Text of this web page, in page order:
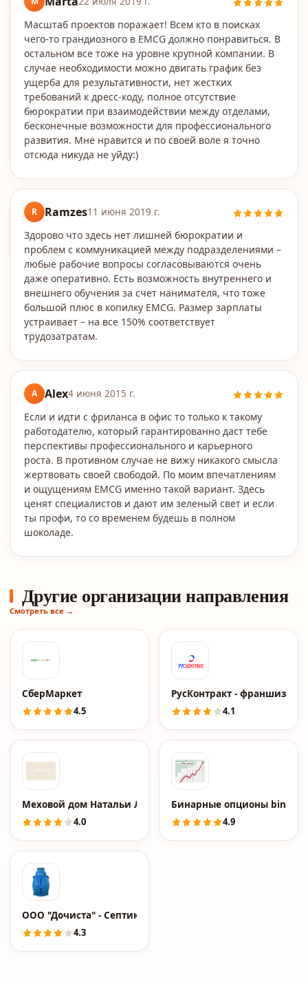
Масштаб проектов поражает! Всем кто в поисках
чего-то грандиозного в EMCG должно понравиться. В
остальном все тоже на уровне крупной компании. В
случае необходимости можно двигать график без
ущерба для результативности, нет жестких
требований к дресс-коду, полное отсутствие
бюрократии при взаимодействии между отделами,
бесконечные возможности для профессионального
развития. Мне нравится и по своей воле я точно
отсюда никуда не уйду:)
R Ramzes11 июня 2019 г.
Здорово что здесь нет лишней бюрократии и
проблем с коммуникацией между подразделениями –
любые рабочие вопросы согласовываются очень
даже оперативно. Есть возможность внутреннего и
внешнего обучения за счет нанимателя, что тоже
большой плюс в копилку EMCG. Размер зарплаты
устраивает – на все 150% соответствует
трудозатратам.
A Alex4 июня 2015 г.
Если и идти с фриланса в офис то только к такому
работодателю, который гарантированно даст тебе
перспективы профессионального и карьерного
роста. В противном случае не вижу никакого смысла
жертвовать своей свободой. По моим впечатлениям
и ощущениям EMCG именно такой вариант. Здесь
ценят специалистов и дают им зеленый свет и если
ты профи, то со временем будешь в полном
шоколаде.
Другие организации направления
Смотреть все →
СберМаркет
4.5
РусКонтракт - франшиза
4.1
Меховой дом Натальи Лакузо
4.0
Бинарные опционы binary-
4.9
ООО "Дочиста" - Септики и канализации от
4.3